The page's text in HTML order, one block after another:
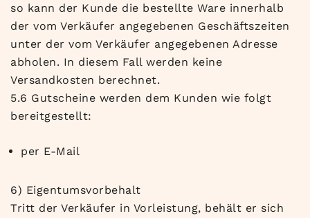
so kann der Kunde die bestellte Ware innerhalb
der vom Verkäufer angegebenen Geschäftszeiten
unter der vom Verkäufer angegebenen Adresse
abholen. In diesem Fall werden keine
Versandkosten berechnet.
5.6 Gutscheine werden dem Kunden wie folgt
bereitgestellt:
per E-Mail
6) Eigentumsvorbehalt
Tritt der Verkäufer in Vorleistung, behält er sich